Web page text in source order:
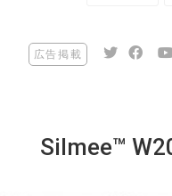
広告掲載
Silmee™